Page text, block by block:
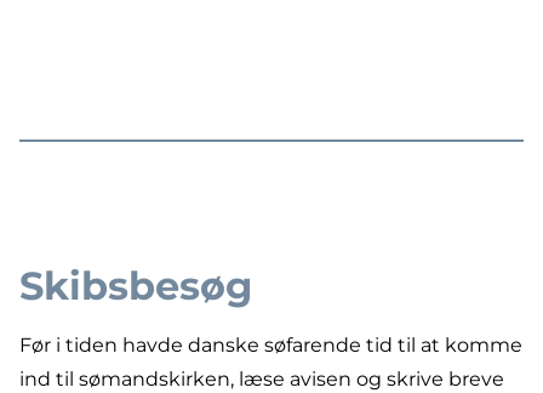
Skibsbesøg
Før i tiden havde danske søfarende tid til at komme
ind til sømandskirken, læse avisen og skrive breve